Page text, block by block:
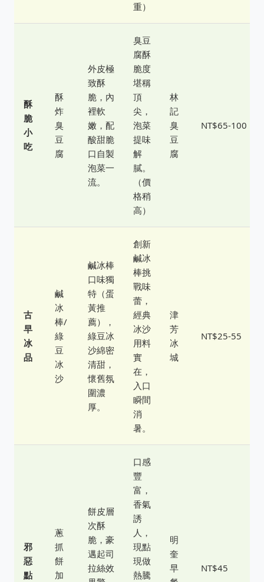
重）
酥
脆
小
吃
酥
炸
臭
豆
腐
外皮極
致酥
脆，內
裡軟
嫩，配
酸甜脆
口自製
泡菜一
流。
臭豆
腐酥
脆度
堪稱
頂
尖，
泡菜
提味
解
膩。
（價
格稍
高）
林
記
臭
豆
腐
NT$65-100
古
早
冰
品
鹹
冰
棒/
綠
豆
冰
沙
鹹冰棒
口味獨
特（蛋
黃推
薦），
綠豆冰
沙綿密
清甜，
懷舊氛
圍濃
厚。
創新
鹹冰
棒挑
戰味
蕾，
經典
冰沙
用料
實
在，
入口
瞬間
消
暑。
津
芳
冰
城
NT$25-55
邪
惡
點
蔥
抓
餅
加
餅皮層
次酥
脆，豪
邁起司
拉絲效
口感
豐
富，
香氣
誘
人，
現點
現做
熱騰
明
奎
早
NT$45